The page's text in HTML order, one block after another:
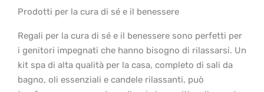
Prodotti per la cura di sé e il benessere
Regali per la cura di sé e il benessere sono perfetti per
i genitori impegnati che hanno bisogno di rilassarsi. Un
kit spa di alta qualità per la casa, completo di sali da
bagno, oli essenziali e candele rilassanti, può